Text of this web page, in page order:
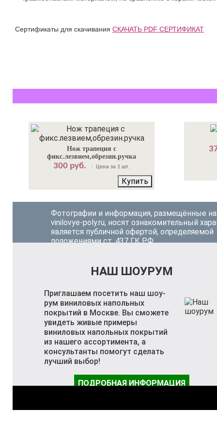
Сертификаты для скачивания СКАЧАТЬ PDF СЕРТИФИКАТ
Нож трапеция с
фикс.лезвием,обрезин.ручка
300 руб. Цена за 1 шт.
Купить
Фотографии и информация, размещённые на
vinilovye-poly.ru, носят ознакомительный
является публичной офертой, определяемой
положениями ст. 437 ГК РФ.
НАШ ШОУРУМ
Приглашаем посетить наш шоу-
рум виниловых напольных
покрытий в Москве. Вы сможете
увидеть живые примеры
виниловых напольных покрытий
из нашего ассортимента, а
консультанты помогут сделать
лучший выбор!
ПОДРОБНАЯ ИНФОРМАЦИЯ